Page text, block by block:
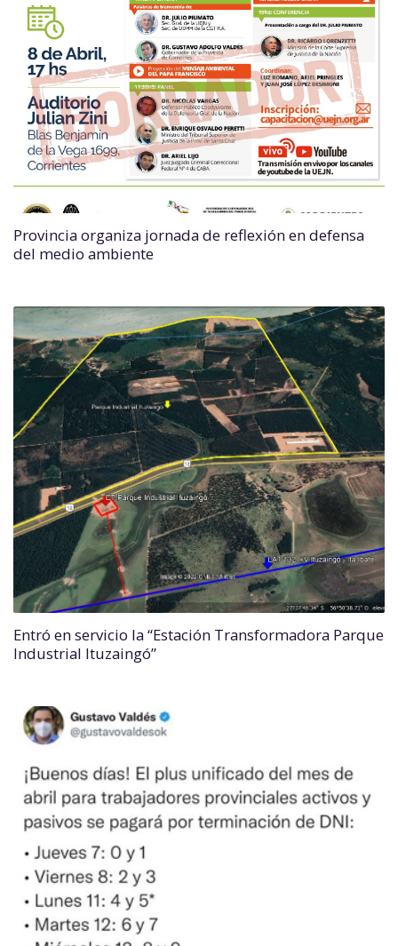
Provincia organiza jornada de reflexión en defensa
del medio ambiente
Entró en servicio la “Estación Transformadora Parque
Industrial Ituzaingó”